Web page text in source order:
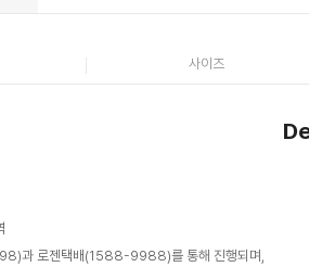
사이즈
과 로젠택배(1588-9988)를 통해 진행되며,